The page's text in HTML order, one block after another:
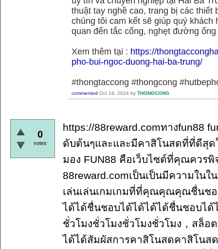
thuật tay nghề cao, trang bị các thiết
chúng tôi cam kết sẽ giúp quý
quan đến tắc cống, nghẹt đường
Xem thêm tại : https://
pho-bui-ngoc-duong-hai-ba-trung/
#thongtaccong #thongcong
commented Oct 19, 2024 by THONGCONG
0
votes
https://88reward.comทางfun88
ดับต้นๆและและมีคาสิโนสดที่ที่ดีสุ
มอง FUN88 คือเว็บไซต์ที่คุณควร
88reward.comเป็นเป็นมีความใน
เล่นเล่นเกมเกมที่ที่คุณคุณคุณชื่นช
ได้ได้ชื่นชอบได้ได้ได้ได้ชื่นชอบได้
ชั่วโมงชั่วโมงชั่วโมงชั่วโมง，สล็
ได้ได้สัมผัสการคาสิโนสดคาสิโนส